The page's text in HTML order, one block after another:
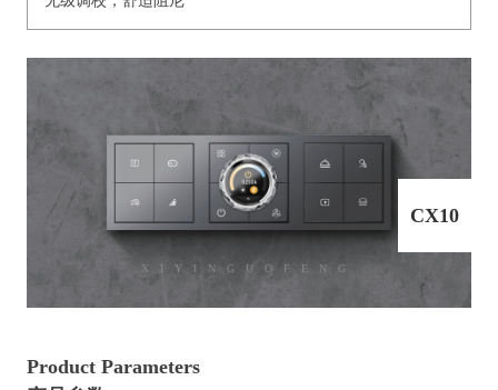
XIYINGUOFENG
CX10
Product Parameters